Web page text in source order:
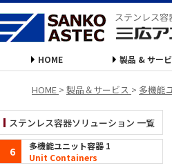
ステンレス
HOME 製品 & サー
HOME > 製品＆サービス > 多機能
ステンレス容器ソリューション 一覧
多機能ユニット容器 1
Unit Containers
6